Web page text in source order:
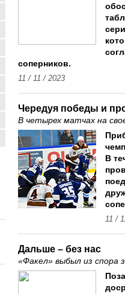
соперников.
11 / 11 / 2023
Чередуя победы и
В четырех матчах на
В
11 /
Дальше – без нас
«Факел» выбыл из спора